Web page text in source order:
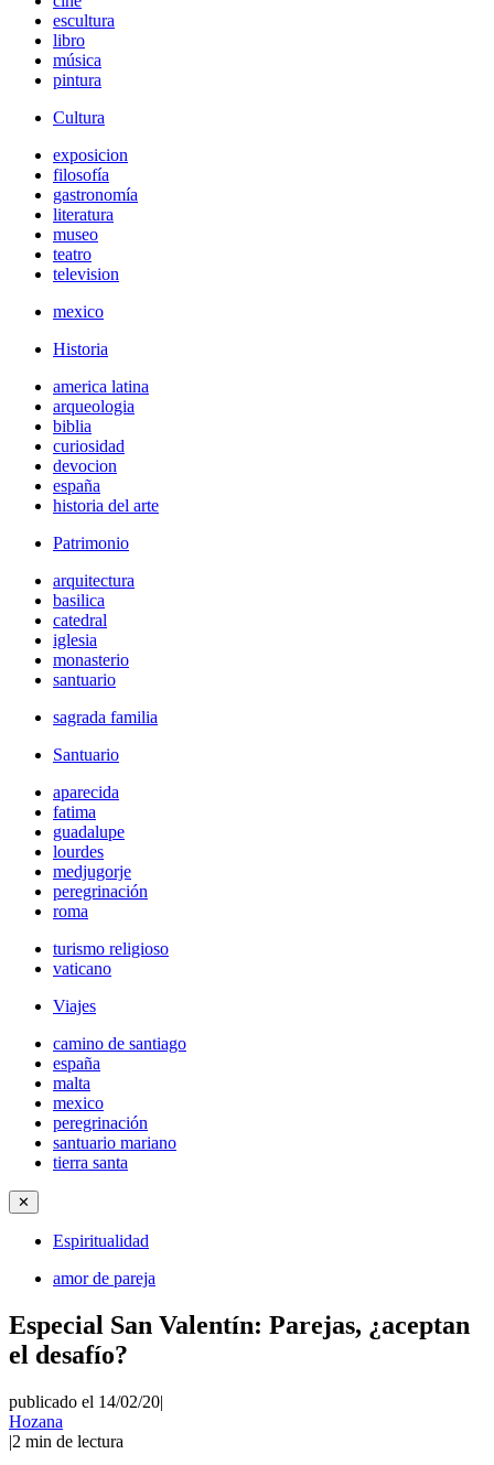
escultura
libro
música
pintura
Cultura
exposicion
filosofía
gastronomía
literatura
museo
teatro
television
mexico
Historia
america latina
arqueologia
biblia
curiosidad
devocion
españa
historia del arte
Patrimonio
arquitectura
basilica
catedral
iglesia
monasterio
santuario
sagrada familia
Santuario
aparecida
fatima
guadalupe
lourdes
medjugorje
peregrinación
roma
turismo religioso
vaticano
Viajes
camino de santiago
españa
malta
mexico
peregrinación
santuario mariano
tierra santa
✕
Espiritualidad
amor de pareja
Especial San Valentín: Parejas, ¿aceptan
el desafío?
publicado el 14/02/20|
Hozana
|2 min de lectura